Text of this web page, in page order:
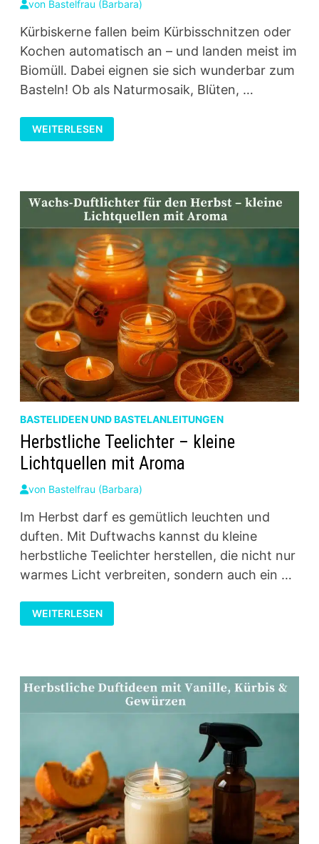
von Bastelfrau (Barbara)
Kürbiskerne fallen beim Kürbisschnitzen oder
Kochen automatisch an – und landen meist im
Biomüll. Dabei eignen sie sich wunderbar zum
Basteln! Ob als Naturmosaik, Blüten, …
BASTELN
MIT
KÜRBISKERNEN
UNGEWÖHNLICHEN
MATERIAL
WEITERLESEN
BASTELIDEEN UND BASTELANLEITUNGEN
Herbstliche Teelichter – kleine
Lichtquellen mit Aroma
von Bastelfrau (Barbara)
Im Herbst darf es gemütlich leuchten und
duften. Mit Duftwachs kannst du kleine
herbstliche Teelichter herstellen, die nicht nur
warmes Licht verbreiten, sondern auch ein …
HERBSTLICHE
TEELICHTER
–
WEITERLESEN